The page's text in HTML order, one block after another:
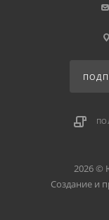
2026 ©
Создание и